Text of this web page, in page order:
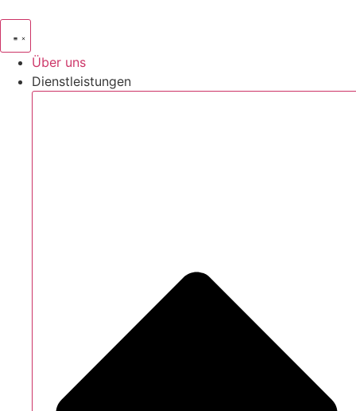
springen
Über uns
Dienstleistungen